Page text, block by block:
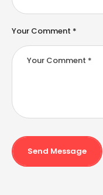
Your Comment *
Send Message